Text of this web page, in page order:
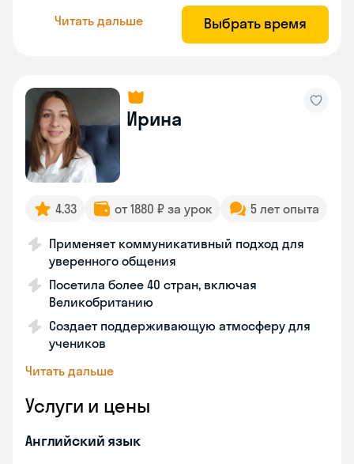
Читать дальше Выбрать время
Ирина
4.33 от 1880 ₽ за урок 5 лет опыта
Применяет коммуникативный подход для
уверенного общения
Посетила более 40 стран, включая
Великобританию
Создает поддерживающую атмосферу для
учеников
Читать дальше
Услуги и цены
Английский язык